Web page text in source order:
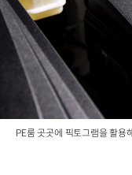
PE룸 곳곳에 픽토그램을 활용